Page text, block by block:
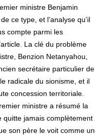
ministre Benjamin
ce type, et l’analyse qu’il
compte parmi les
La clé du problème
Benzion Netanyahou,
secrétaire particulier de
radicale du sionisme, et il
concession territoriale.
ministre a résumé la
quitte jamais complètement
son père le voit comme un